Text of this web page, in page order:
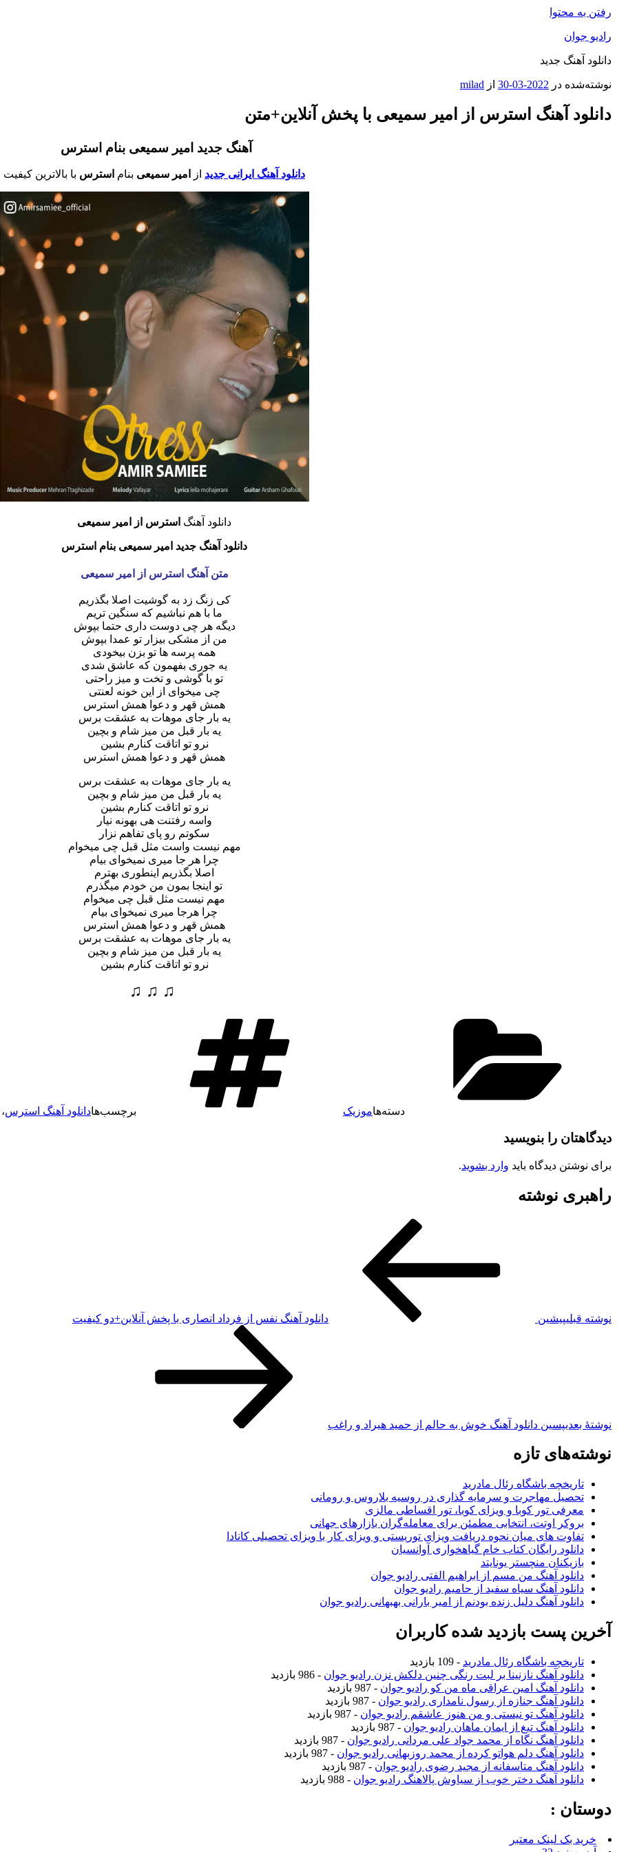
رفتن به محتوا
رادیو جوان
دانلود آهنگ جدید
نوشته‌شده در 2022-03-30 از milad
دانلود آهنگ استرس از امیر سمیعی با پخش آنلاین+متن
آهنگ جدید امیر سمیعی بنام استرس
دانلود آهنگ ایرانی جدید از امیر سمیعی بنام استرس با بالاترین کیفیت
دانلود آهنگ استرس از امیر سمیعی
دانلود آهنگ جدید امیر سمیعی بنام استرس
متن آهنگ استرس از امیر سمیعی
کی زنگ زد به گوشیت اصلا بگذریم
ما با هم نباشیم که سنگین تریم
دیگه هر چی دوست داری حتما بپوش
من از مشکی بیزار تو عمدا بپوش
همه پرسه ها تو بزن بیخودی
یه جوری بفهمون که عاشق شدی
تو با گوشی و تخت و میز راحتی
چی میخوای از این خونه لعنتی
همش قهر و دعوا همش استرس
یه بار جای موهات به عشقت برس
یه بار قبل من میز شام و بچین
نرو تو اتاقت کنارم بشین
همش قهر و دعوا همش استرس
یه بار جای موهات به عشقت برس
یه بار قبل من میز شام و بچین
نرو تو اتاقت کنارم بشین
واسه رفتنت هی بهونه نیار
سکوتم رو پای تفاهم نزار
مهم نیست واست مثل قبل چی میخوام
چرا هر جا میری نمیخوای بیام
اصلا بگذریم اینطوری بهترم
تو اینجا بمون من خودم میگذرم
مهم نیست مثل قبل چی میخوام
چرا هرجا میری نمیخوای بیام
همش قهر و دعوا همش استرس
یه بار جای موهات به عشقت برس
یه بار قبل من میز شام و بچین
نرو تو اتاقت کنارم بشین
♫ ♫ ♫
دسته‌هاموزیک برچسب‌هادانلود آهنگ استرس،
دیدگاهتان را بنویسید
برای نوشتن دیدگاه باید وارد بشوید.
راهبری نوشته
نوشته قبلیپیشین دانلود آهنگ نفس از فرداد انصاری با پخش آنلاین+دو کیفیت
نوشته‌ٔ بعدیپسین دانلود آهنگ خوش به حالم از حمید هیراد و راغب
نوشته‌های تازه
تاریخچه باشگاه رئال مادرید
تحصیل مهاجرت و سرمایه گذاری در روسیه بلاروس و رومانی
معرفی تور کوبا و ویزای کوبا، تور اقساطی مالزی
بروکر اوتت، انتخابی مطمئن برای معامله‌گران بازارهای جهانی
تفاوت های میان نحوه دریافت ویزای توریستی و ویزای کار با ویزای تحصیلی کانادا
دانلود رایگان کتاب خام گیاهخواری آوانسیان
بازیکنان منچستر یونایتد
دانلود آهنگ من مسم از ابراهیم الفتی رادیو جوان
دانلود آهنگ سیاه سفید از حامیم رادیو جوان
دانلود آهنگ دلیل زنده بودنم از امیر بارانی بهبهانی رادیو جوان
آخرین پست بازدید شده کاربران
تاریخچه باشگاه رئال مادرید - 109 بازدید
دانلود آهنگ نازنینا بر لبت رنگی چنین دلکش نزن رادیو جوان - 986 بازدید
دانلود آهنگ امین عراقی ماه من کو رادیو جوان - 987 بازدید
دانلود آهنگ جنازه از رسول نامداری رادیو جوان - 987 بازدید
دانلود آهنگ تو نیستی و من هنوز عاشقم رادیو جوان - 987 بازدید
دانلود آهنگ تیغ از ایمان ماهان رادیو جوان - 987 بازدید
دانلود آهنگ نگاه از محمد جواد علی مردانی رادیو جوان - 987 بازدید
دانلود آهنگ دلم هواتو کرده از محمد روزبهانی رادیو جوان - 987 بازدید
دانلود آهنگ متاسفانه از مجید رضوی رادیو جوان - 987 بازدید
دانلود آهنگ دختر خوب از سیاوش پالاهنگ رادیو جوان - 988 بازدید
دوستان :
خرید بک لینک معتبر